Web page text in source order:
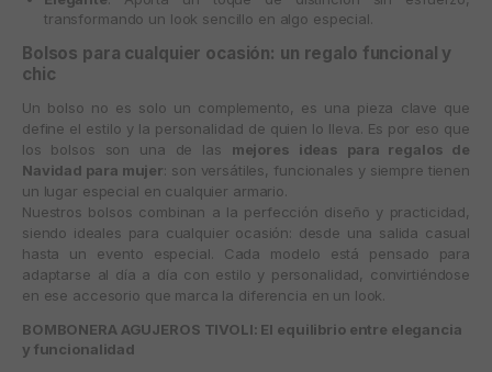
transformando un look sencillo en algo especial.
Bolsos para cualquier ocasión: un regalo funcional y
chic
Un bolso no es solo un complemento, es una pieza clave que
define el estilo y la personalidad de quien lo lleva. Es por eso que
los bolsos son una de las mejores ideas para regalos de
Navidad para mujer: son versátiles, funcionales y siempre tienen
un lugar especial en cualquier armario.
Nuestros bolsos combinan a la perfección diseño y practicidad,
siendo ideales para cualquier ocasión: desde una salida casual
hasta un evento especial. Cada modelo está pensado para
adaptarse al día a día con estilo y personalidad, convirtiéndose
en ese accesorio que marca la diferencia en un look.
BOMBONERA AGUJEROS TIVOLI: El equilibrio entre elegancia
y funcionalidad